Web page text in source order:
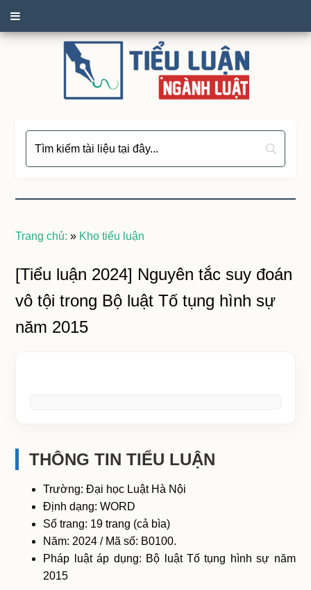
Trang chủ: » Kho tiểu luận
[Tiểu luận 2024] Nguyên tắc suy đoán
vô tội trong Bộ luật Tố tụng hình sự
năm 2015
THÔNG TIN TIỂU LUẬN
Trường: Đại học Luật Hà Nội
Định dạng: WORD
Số trang: 19 trang (cả bìa)
Năm: 2024 / Mã số: B0100.
Pháp luật áp dụng: Bộ luật Tố tụng hình sự năm
2015